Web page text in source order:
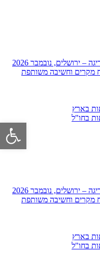
ירושלים, נובמבר 2026
מקרים וחשיבה משותפת
בארץ
בחו"ל
ירושלים, נובמבר 2026
מקרים וחשיבה משותפת
בארץ
בחו"ל
פתח